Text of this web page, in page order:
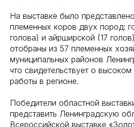
На выставке было
племенных коров двух пород:
голова) и айрширской (17
отобраны из 57 племенных
муниципальных районов
что свидетельствует о
работы в регионе.
Победители областной
представить Ленинградскую
Всероссийской выставке